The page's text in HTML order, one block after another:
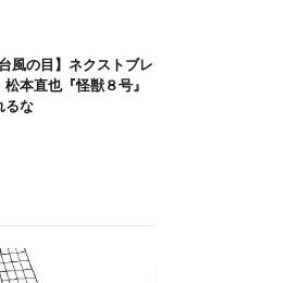
風の目】ネクストブレ
本直也『怪獣８号』
るな